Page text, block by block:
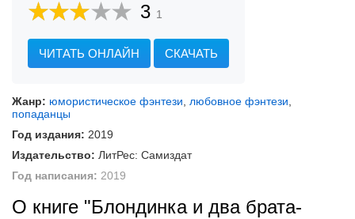
3 1
ЧИТАТЬ ОНЛАЙН СКАЧАТЬ
Жанр: юмористическое фэнтези, любовное фэнтези,
попаданцы
Год издания: 2019
Издательство: ЛитРес: Самиздат
Год написания: 2019
О книге "Блондинка и два брата-